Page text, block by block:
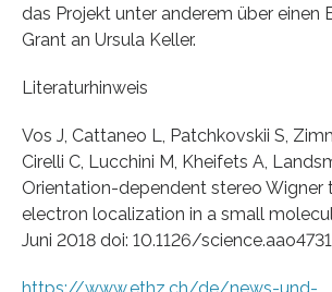
das Projekt unter anderem über einen
Grant an Ursula Keller.
Literaturhinweis
Vos J, Cattaneo L, Patchkovskii S,
Cirelli C, Lucchini M, Kheifets A,
Orientation-dependent stereo Wigner
electron localization in a small
Juni 2018 doi: 10.1126/science.aao4731